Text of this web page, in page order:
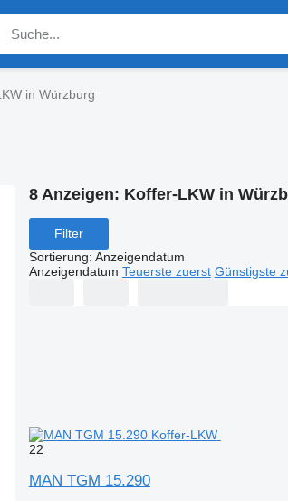
in Würzburg
8 Anzeigen: Koffer-LKW in
Filter
Sortierung: Anzeigendatum
Anzeigendatum Teuerste zuerst Günstigste
22
MAN TGM 15.290